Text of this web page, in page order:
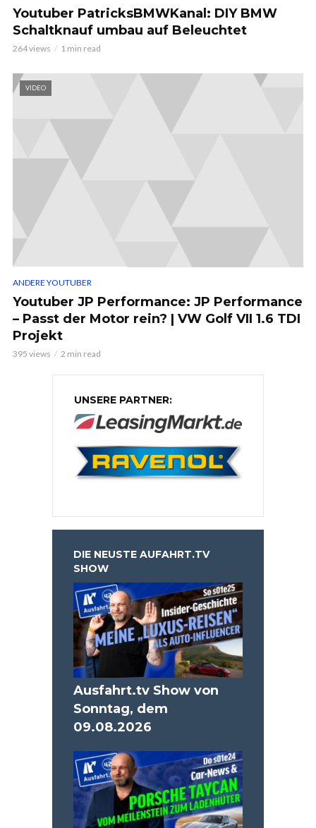
Youtuber PatricksBMWKanal: DIY BMW
Schaltknauf umbau auf Beleuchtet
264 views 1 min read
VIDEO
ANDERE YOUTUBER
Youtuber JP Performance: JP Performance
– Passt der Motor rein? | VW Golf VII 1.6 TDI
Projekt
395 views 2 min read
UNSERE PARTNER:
DIE NEUSTE AUFAHRT.TV
SHOW
Ausfahrt.tv Show von
Sonntag, dem
09.08.2026